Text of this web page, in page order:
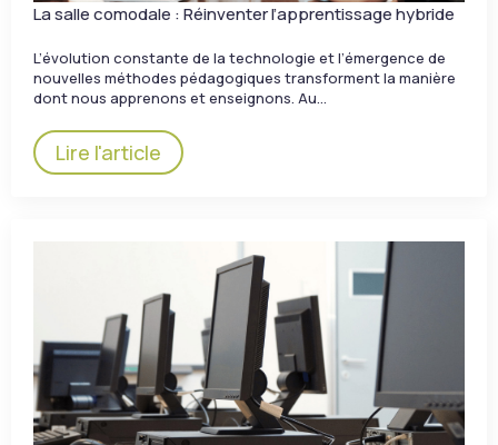
La salle comodale : Réinventer l’apprentissage hybride
L’évolution constante de la technologie et l’émergence de
nouvelles méthodes pédagogiques transforment la manière
dont nous apprenons et enseignons. Au…
Lire l'article